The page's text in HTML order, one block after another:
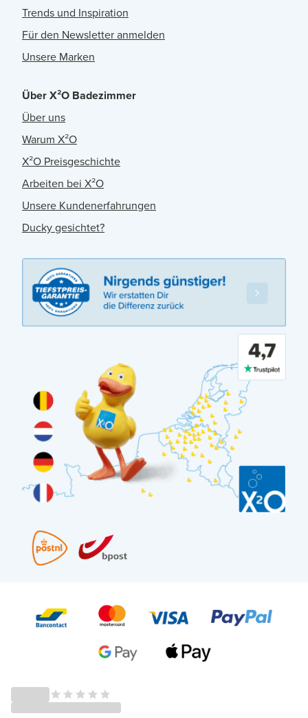
Trends und Inspiration
Für den Newsletter anmelden
Unsere Marken
Über X²O Badezimmer
Über uns
Warum X²O
X²O Preisgeschichte
Arbeiten bei X²O
Unsere Kundenerfahrungen
Ducky gesichtet?